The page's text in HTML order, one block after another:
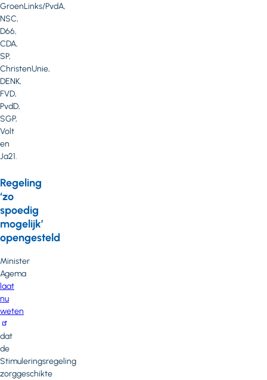
GroenLinks/PvdA,
NSC,
D66,
CDA,
SP,
ChristenUnie,
DENK,
FVD,
PvdD,
SGP,
Volt
en
Ja21.
Regeling
‘zo
spoedig
mogelijk’
opengesteld
Minister
Agema
laat
nu
weten
dat
de
Stimuleringsregeling
zorggeschikte